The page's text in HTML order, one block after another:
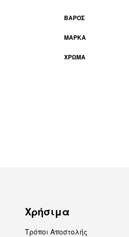
ΒΆΡΟΣ
ΜΑΡΚΑ
ΧΡΩΜΑ
Χρήσιμα
Τρόποι Αποστολής